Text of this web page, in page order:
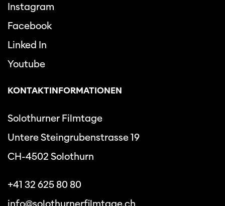
Instagram
Facebook
Linked In
Youtube
KONTAKTINFORMATIONEN
Solothurner Filmtage
Untere Steingrubenstrasse 19
CH-4502 Solothurn
+41 32 625 80 80
info@solothurnerfilmtage.ch